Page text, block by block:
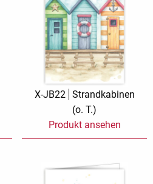
X-JB22
Strandkabinen
(o. T.)
Produkt ansehen